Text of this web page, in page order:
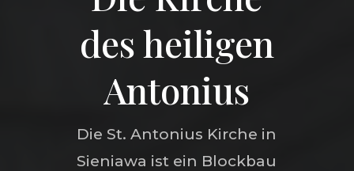
des heiligen
Antonius
Die St. Antonius Kirche in
Sieniawa ist ein Blockbau